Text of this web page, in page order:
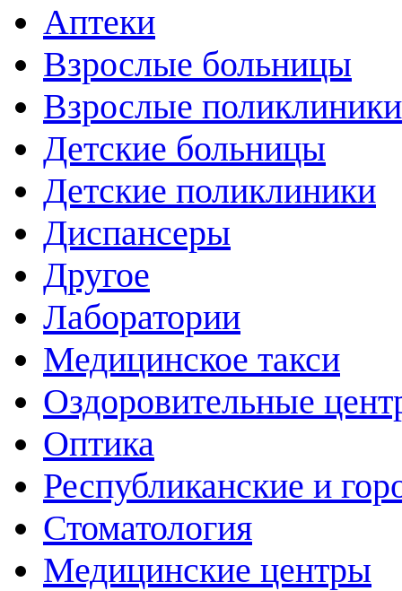
Аптеки
Взрослые больницы
Взрослые поликлиники
Детские больницы
Детские поликлиники
Диспансеры
Другое
Лаборатории
Медицинское такси
Оздоровительные
Оптика
Республиканские и
Стоматология
Медицинские центры